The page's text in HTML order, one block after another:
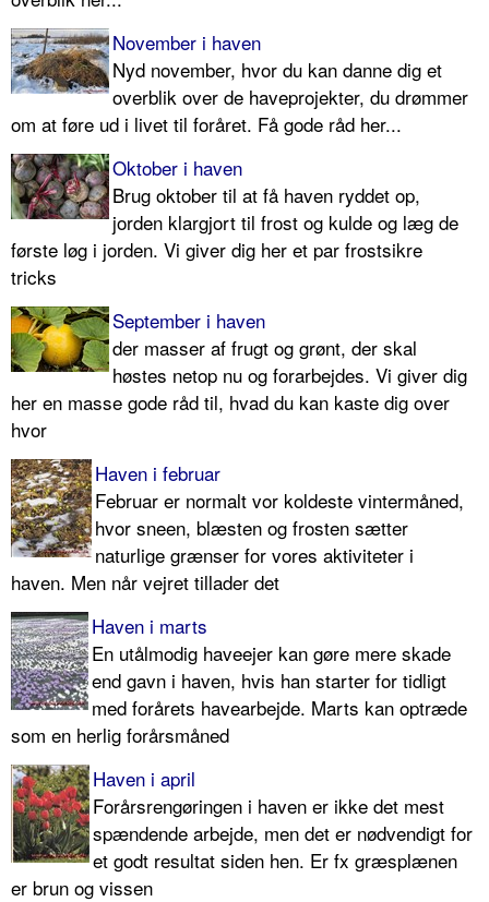
November i haven
Nyd november, hvor du kan danne dig et
overblik over de haveprojekter, du drømmer
om at føre ud i livet til foråret. Få gode råd her...
Oktober i haven
Brug oktober til at få haven ryddet op,
jorden klargjort til frost og kulde og læg de
første løg i jorden. Vi giver dig her et par frostsikre
tricks
September i haven
der masser af frugt og grønt, der skal
høstes netop nu og forarbejdes. Vi giver dig
her en masse gode råd til, hvad du kan kaste dig over
hvor
Haven i februar
Februar er normalt vor koldeste vin­termåned,
hvor sneen, blæsten og frosten sætter
naturlige grænser for vores aktiviteter i
haven. Men når vejret tillader det
Haven i marts
En utålmodig haveejer kan gøre me­re skade
end gavn i haven, hvis han starter for tidligt
med forårets ha­vearbejde. Marts kan optræ­de
som en herlig forårsmåned
Haven i april
Forårsrengøringen i haven er ikke det mest
spændende arbejde, men det er nødvendigt for
et godt resultat siden hen. Er fx græsplænen
er brun og vissen